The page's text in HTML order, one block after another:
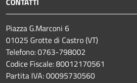
Piazza G.Marconi 6
01025 Grotte di Castro (VT)
Telefono: 0763-798002
Codice Fiscale: 80012170561
Partita IVA: 00095730560